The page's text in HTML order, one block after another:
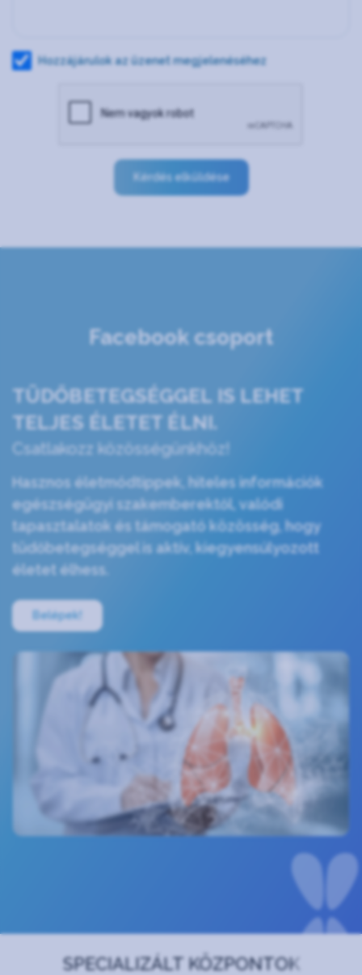
Hozzájárulok az üzenet megjelenéséhez
Kérdés elküldése
Facebook csoport
TÜDŐBETEGSÉGGEL IS LEHET
TELJES ÉLETET ÉLNI.
Csatlakozz közösségünkhöz!
Hasznos életmódtippek, hiteles információk
egészségügyi szakemberektől, valódi
tapasztalatok és támogató közösség, hogy
tüdőbetegséggel is aktív, kiegyensúlyozott
életet élhess.
Belépek!
SPECIALIZÁLT KÖZPONTOK